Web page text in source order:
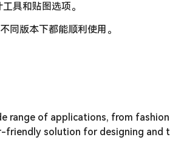
具和贴图选项。
同版本下都能顺利使用。
range of applications, from
friendly solution for designing and